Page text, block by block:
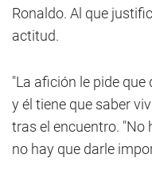
Ronaldo. Al que
actitud.
"La afición le pide
y él tiene que saber
tras el encuentro. "No
no hay que darle